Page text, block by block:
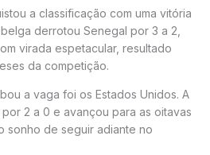
a classificação com uma vitória
derrotou Senegal por 3 a 2,
virada espetacular, resultado
da competição.
a vaga foi os Estados Unidos. A
2 a 0 e avançou para as oitavas
sonho de seguir adiante no